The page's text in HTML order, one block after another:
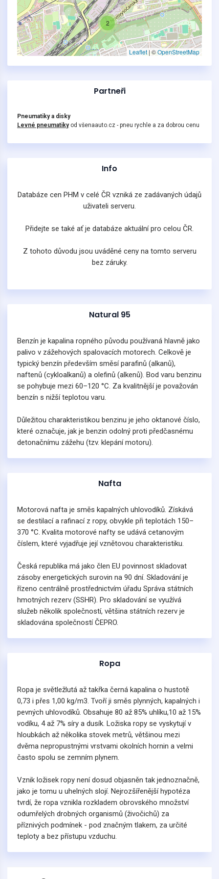
2
Leaflet | ©OpenStreetMap
Partneři
Pneumatiky a disky
Levné pneumatikyod všenaauto.cz - pneu rychle a za dobrou cenu
Info
Databáze cen PHM v celé ČR vzniká ze zadávaných údajů
uživateli serveru.
Přidejte se také ať je databáze aktuální pro celou ČR.
Z tohoto důvodu jsou uváděné ceny na tomto serveru
bez záruky.
Natural 95
Benzín je kapalina ropného původu používaná hlavně jako
palivo v zážehových spalovacích motorech. Celkově je
typický benzín především směsí parafinů (alkanů),
naftenů (cykloalkanů) a olefinů (alkenů). Bod varu benzinu
se pohybuje mezi 60–120 °C. Za kvalitnější je považován
benzín s nižší teplotou varu.
Důležitou charakteristikou benzinu je jeho oktanové číslo,
které označuje, jak je benzin odolný proti předčasnému
detonačnímu zážehu (tzv. klepání motoru).
Nafta
Motorová nafta je směs kapalných uhlovodíků. Získává
se destilací a rafinací z ropy, obvykle při teplotách 150–
370 °C. Kvalita motorové nafty se udává cetanovým
číslem, které vyjadřuje její vznětovou charakteristiku.
Česká republika má jako člen EU povinnost skladovat
zásoby energetických surovin na 90 dní. Skladování je
řízeno centrálně prostřednictvím úřadu Správa státních
hmotných rezerv (SSHR). Pro skladování se využívá
služeb několik společností, většina státních rezerv je
skladována společností ČEPRO.
Ropa
Ropa je světležlutá až takřka černá kapalina o hustotě
0,73 i přes 1,00 kg/m3. Tvoří ji směs plynných, kapalných i
pevných uhlovodíků. Obsahuje 80 až 85% uhlíku,10 až 15%
vodíku, 4 až 7% síry a dusík. Ložiska ropy se vyskytují v
hloubkách až několika stovek metrů, většinou mezi
dvěma nepropustnými vrstvami okolních hornin a velmi
často spolu se zemním plynem.
Vznik ložisek ropy není dosud objasněn tak jednoznačně,
jako je tomu u uhelných slojí. Nejrozšířenější hypotéza
tvrdí, že ropa vznikla rozkladem obrovského množství
odumřelých drobných organismů (živočichů) za
příznivých podmínek - pod značným tlakem, za určité
teploty a bez přístupu vzduchu.